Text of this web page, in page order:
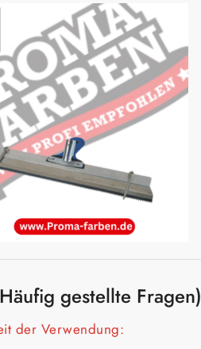
gestellte Fragen)
der Verwendung:
XO-